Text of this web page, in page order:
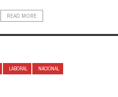
READ MORE
LABORAL NACIONAL